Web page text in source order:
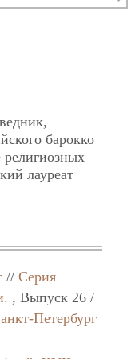
барокко
лауреат
//Серия
, Выпуск 26 /
Петербург